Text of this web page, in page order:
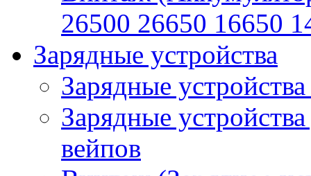
26500 26650 16650
Зарядные устройства
Зарядные
Зарядные
вейпов